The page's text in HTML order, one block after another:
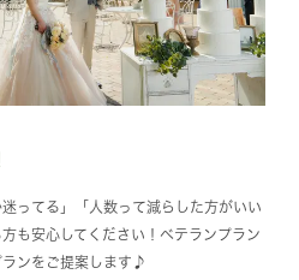
迷ってる」「人数って減らした方がいい
も安心してください！ベテランプラン
ンをご提案します♪